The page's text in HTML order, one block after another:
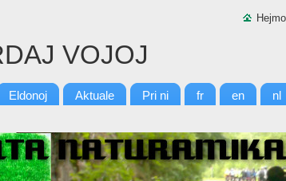
Hejmo
VOJOJ
Eldonoj Aktuale Pri ni fr en nl